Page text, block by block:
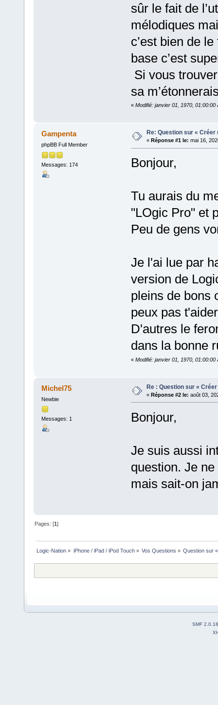
sûr le fait de
mélodiques
c’est bien de
base c’est
Si vous
sa
« Modifié: janvier 01, 1970, 01:00:00
Gampenta
phpBB Full Member
Messages: 174
Re: Question sur « Créer
« Réponse #1 le: mai 16,
Bonjour,
Tu aurais du
"LOgic Pro" et
Peu de gens
Je l'ai lue par
version de
pleins de bons
peux pas
D'autres le
dans la bonne
« Modifié: janvier 01, 1970, 01:00:00
Michel75
Newbie
Messages: 1
Re : Question sur «
« Réponse #2 le: août 03,
Bonjour,
Je suis aussi
question. Je
mais sait-on
Pages: [1]
Logic-Nation » iPhone / iPad / iPod Touch» Vos Questions » Question sur
SMF 2.0.18